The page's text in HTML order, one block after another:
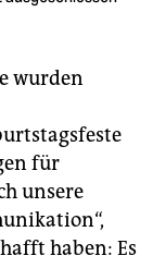
wurden
für
unsere
haben: Es